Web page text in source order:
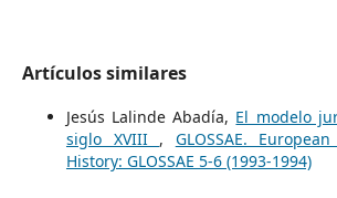
Artículos similares
Jesús Lalinde Abadía, El modelo
siglo XVIII , GLOSSAE.
History: GLOSSAE 5-6 (1993-1994)